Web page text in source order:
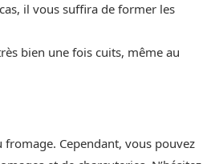
il vous suffira de former les
bien une fois cuits, même au
Cependant, vous pouvez